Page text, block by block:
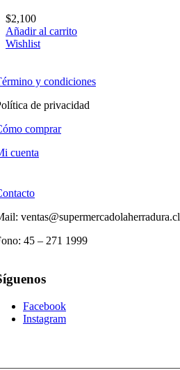
$2,100
Añadir al carrito
Wishlist
y condiciones
de privacidad
comprar
cuenta
ventas@supermercadolaherradura.cl
45 – 271 1999
Facebook
Instagram